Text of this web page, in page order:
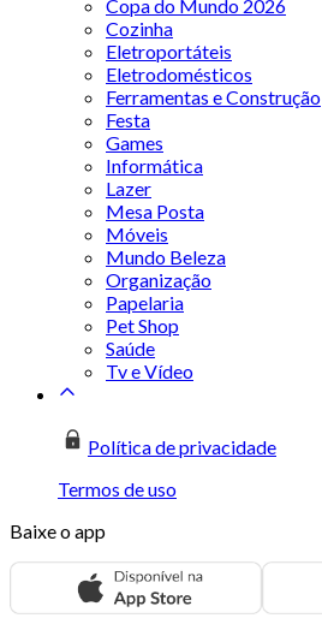
Copa do Mundo 2026
Cozinha
Eletroportáteis
Eletrodomésticos
Ferramentas e Construção
Festa
Games
Informática
Lazer
Mesa Posta
Móveis
Mundo Beleza
Organização
Papelaria
Pet Shop
Saúde
Tv e Vídeo
Política de privacidade
Termos de uso
Baixe o app